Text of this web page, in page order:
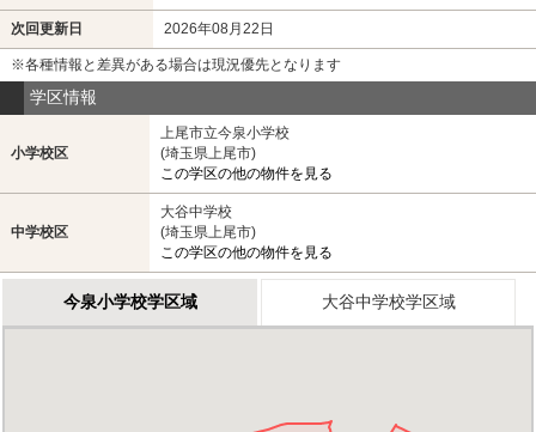
次回更新日 2026年08月22日
※各種情報と差異がある場合は現況優先となります
学区情報
小学校区
上尾市立今泉小学校
(埼玉県上尾市)
この学区の他の物件を見る
中学校区
大谷中学校
(埼玉県上尾市)
この学区の他の物件を見る
今泉小学校学区域 大谷中学校学区域